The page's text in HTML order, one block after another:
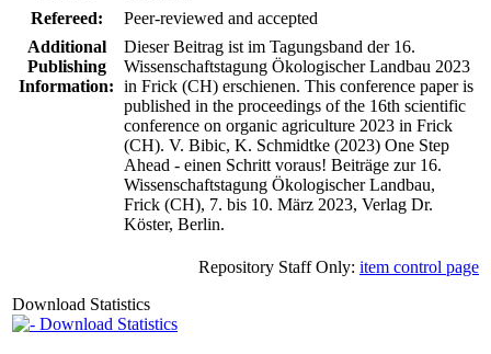
Refereed:
Peer-reviewed and accepted
Additional
Publishing
Information:
Dieser Beitrag ist im Tagungsband der 16.
Wissenschaftstagung Ökologischer Landbau 2023
in Frick (CH) erschienen. This conference paper is
published in the proceedings of the 16th scientific
conference on organic agriculture 2023 in Frick
(CH). V. Bibic, K. Schmidtke (2023) One Step
Ahead - einen Schritt voraus! Beiträge zur 16.
Wissenschaftstagung Ökologischer Landbau,
Frick (CH), 7. bis 10. März 2023, Verlag Dr.
Köster, Berlin.
Repository Staff Only: item control page
Download Statistics
Download Statistics